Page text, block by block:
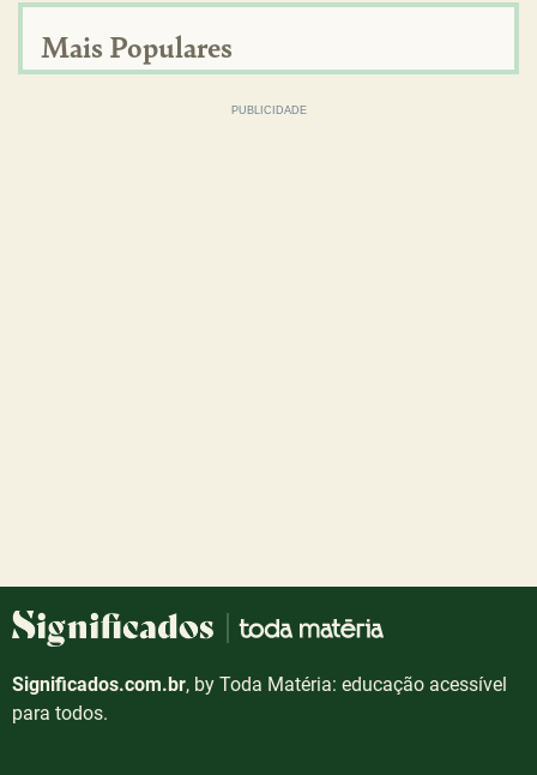
Mais Populares
Significados.com.br, by Toda Matéria: educação acessível
para todos.